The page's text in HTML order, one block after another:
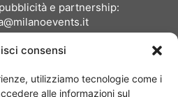
consensi
utilizziamo tecnologie come i
alle informazioni sul
e partnership: